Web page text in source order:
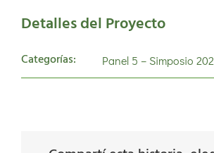
Detalles del Proyecto
Categorías: Panel 5 – Simposio